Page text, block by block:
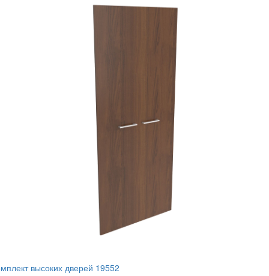
высоких дверей 19552